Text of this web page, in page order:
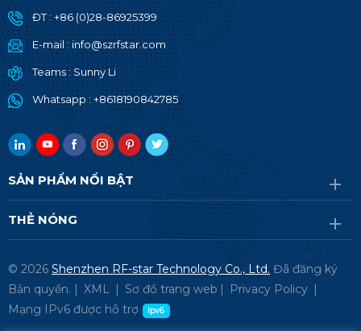
ĐT : +86 (0)28-86925399
E-mail : info@szrfstar.com
Teams : Sunny Li
Whatsapp : +8618190842785
SẢN PHẨM NỔI BẬT
THẺ NÓNG
© 2026 Shenzhen RF-star Technology Co., Ltd. Đã đăng ký
Bản quyền. | XML | Sơ đồ trang web | Privacy Policy |
Mạng IPv6 được hỗ trợ